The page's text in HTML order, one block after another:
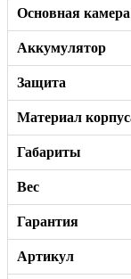
Основная камера
Аккумулятор
Защита
Материал
Габариты
Вес
Гарантия
Артикул